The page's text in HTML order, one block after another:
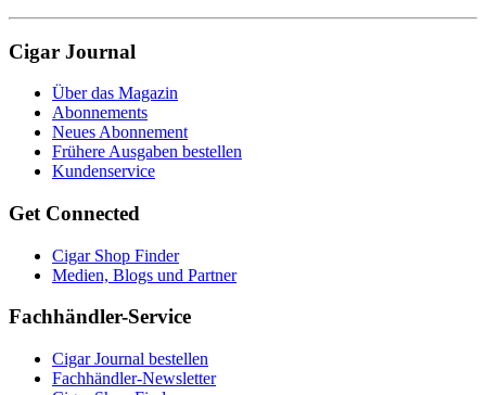
Cigar Journal
Über das Magazin
Abonnements
Neues Abonnement
Frühere Ausgaben bestellen
Kundenservice
Get Connected
Cigar Shop Finder
Medien, Blogs und Partner
Fachhändler-Service
Cigar Journal bestellen
Fachhändler-Newsletter